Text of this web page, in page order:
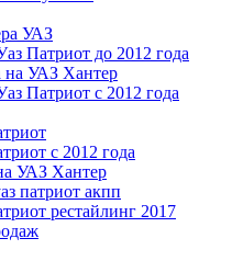
УАЗ
Патриот до 2012 года
на УАЗ Хантер
Патриот с 2012 года
с 2012 года
УАЗ Хантер
патриот акпп
рестайлинг 2017